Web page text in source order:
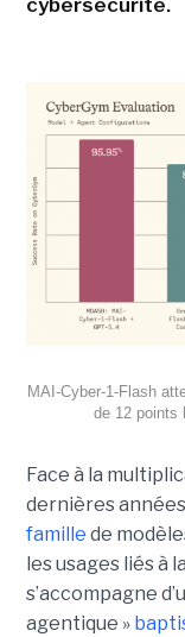
cybersécurité.
MAI-Cyber-1-Flash
de 12 points
Face à la
dernières
famille de
les usages liés à
s’accompagne
agentique »